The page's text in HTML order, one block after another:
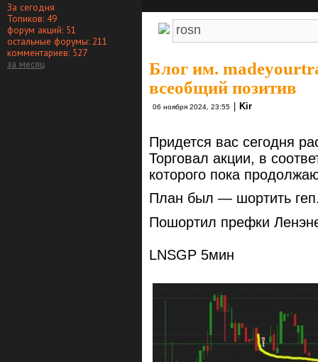
За сегодня
Топиков: 49
форум акций: 51
остальные форумы: 211
комментариев: 527
за месяц
Блог им.
всеобщий позитив
06 ноября 2024, 23:55 Kir
Придется вас сегодня
Торговал акции, в
которого пока
План был — шортить
Пошортил префки
LNSGP 5мин